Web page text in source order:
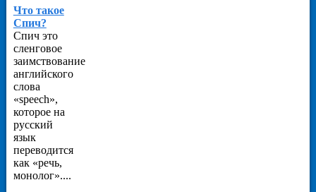
Что такое
Спич?
Спич это
сленговое
заимствование
английского
слова
«speech»,
которое на
русский
язык
переводится
как «речь,
монолог»....